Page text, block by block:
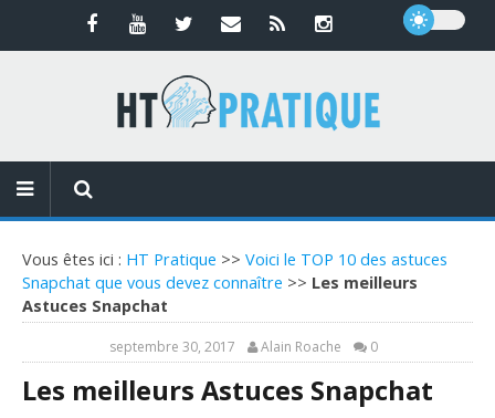
Vous êtes ici : HT Pratique >> Voici le TOP 10 des astuces
Snapchat que vous devez connaître >> Les meilleurs
Astuces Snapchat
septembre 30, 2017 Alain Roache 0
Les meilleurs Astuces Snapchat